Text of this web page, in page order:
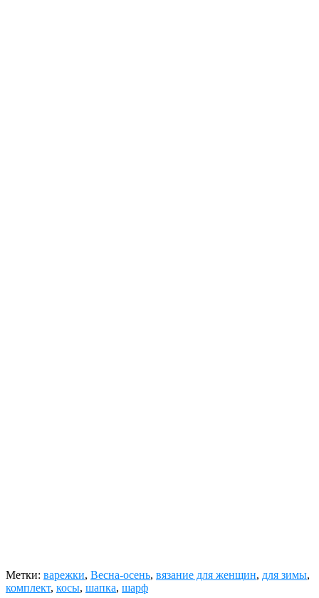
Метки: варежки, Весна-осень, вязание для женщин, для зимы,
комплект, косы, шапка, шарф